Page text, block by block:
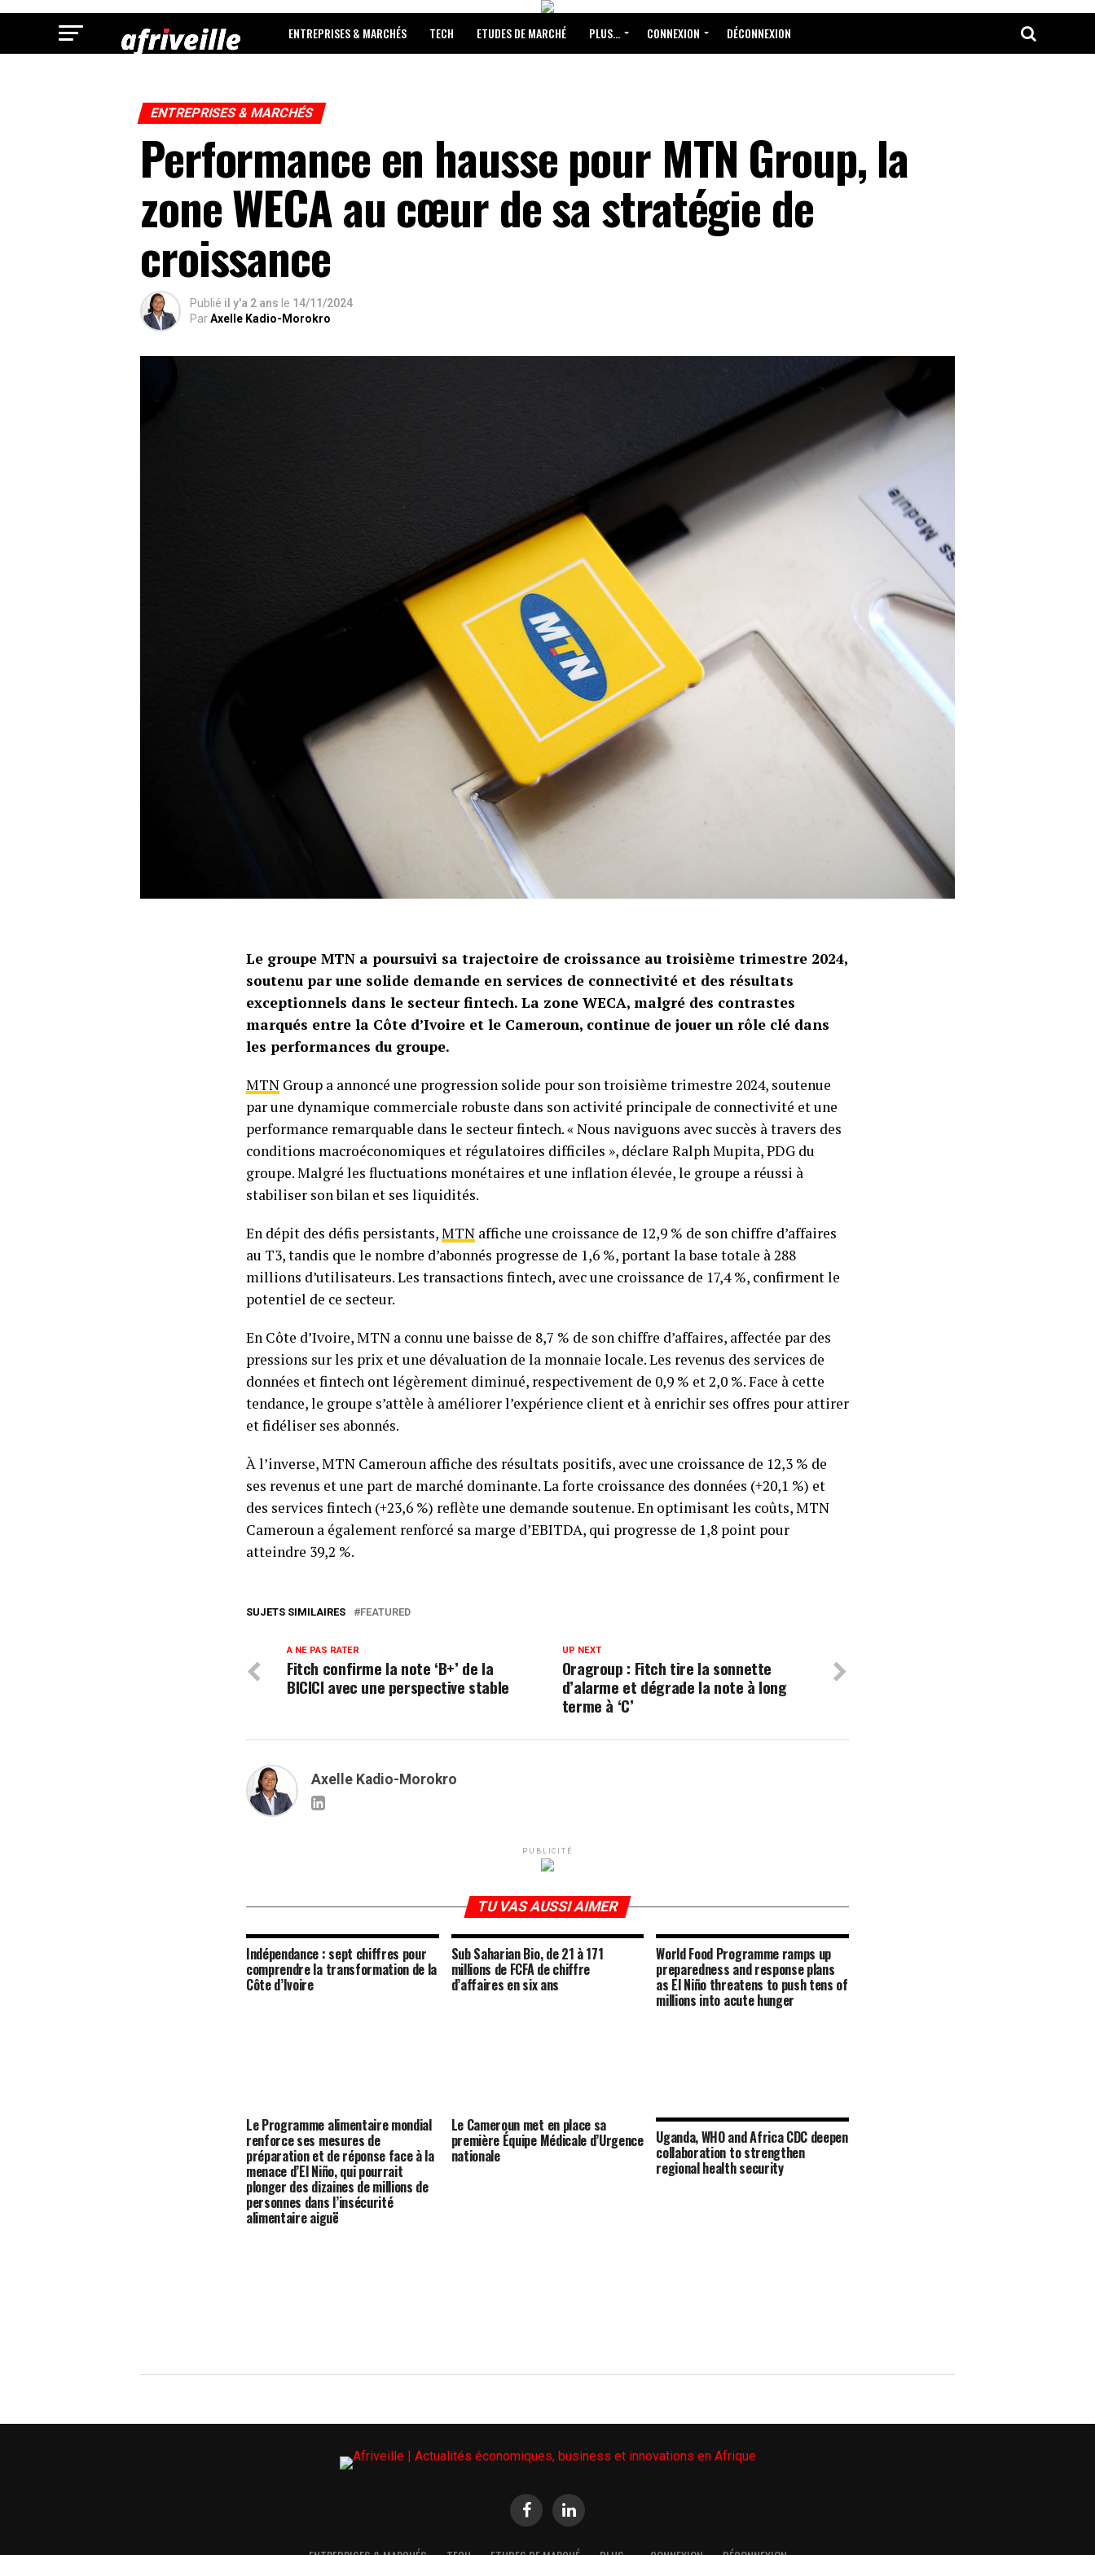
ENTREPRISES & MARCHÉS TECH ETUDES DE MARCHÉ PLUS… CONNEXION DÉCONNEXION
ENTREPRISES & MARCHÉS
Performance en hausse pour MTN Group, la
zone WECA au cœur de sa stratégie de
croissance
Publié il y'a 2 ans le 14/11/2024
ParAxelle Kadio-Morokro
Le groupe MTN a poursuivi sa trajectoire de croissance au troisième trimestre 2024,
soutenu par une solide demande en services de connectivité et des résultats
exceptionnels dans le secteur fintech. La zone WECA, malgré des contrastes
marqués entre la Côte d’Ivoire et le Cameroun, continue de jouer un rôle clé dans
les performances du groupe.
MTN Group a annoncé une progression solide pour son troisième trimestre 2024, soutenue
par une dynamique commerciale robuste dans son activité principale de connectivité et une
performance remarquable dans le secteur fintech. « Nous naviguons avec succès à travers des
conditions macroéconomiques et régulatoires difficiles », déclare Ralph Mupita, PDG du
groupe. Malgré les fluctuations monétaires et une inflation élevée, le groupe a réussi à
stabiliser son bilan et ses liquidités.
En dépit des défis persistants,MTN affiche une croissance de 12,9 % de son chiffre d’affaires
au T3, tandis que le nombre d’abonnés progresse de 1,6 %, portant la base totale à 288
millions d’utilisateurs. Les transactions fintech, avec une croissance de 17,4 %, confirment le
potentiel de ce secteur.
En Côte d’Ivoire, MTN a connu une baisse de 8,7 % de son chiffre d’affaires, affectée par des
pressions sur les prix et une dévaluation de la monnaie locale. Les revenus des services de
données et fintech ont légèrement diminué, respectivement de 0,9 % et 2,0 %. Face à cette
tendance, le groupe s’attèle à améliorer l’expérience client et à enrichir ses offres pour attirer
et fidéliser ses abonnés.
À l’inverse, MTN Cameroun affiche des résultats positifs, avec une croissance de 12,3 % de
ses revenus et une part de marché dominante. La forte croissance des données (+20,1 %) et
des services fintech (+23,6 %) reflète une demande soutenue. En optimisant les coûts, MTN
Cameroun a également renforcé sa marge d’EBITDA, qui progresse de 1,8 point pour
atteindre 39,2 %.
SUJETS SIMILAIRES FEATURED
UP NEXT
Oragroup : Fitch tire la sonnette
d’alarme et dégrade la note à long
terme à ‘C’
A NE PAS RATER
Fitch confirme la note ‘B+’ de la
BICICI avec une perspective stable
Axelle Kadio-Morokro
PUBLICITÉ
TU VAS AUSSI AIMER
Indépendance : sept chiffres pour
comprendre la transformation de la
Côte d’Ivoire
Sub Saharian Bio, de 21 à 171
millions de FCFA de chiffre
d’affaires en six ans
World Food Programme ramps up
preparedness and response plans
as El Niño threatens to push tens of
millions into acute hunger
Le Programme alimentaire mondial
renforce ses mesures de
préparation et de réponse face à la
menace d’El Niño, qui pourrait
plonger des dizaines de millions de
personnes dans l’insécurité
alimentaire aiguë
Le Cameroun met en place sa
première Équipe Médicale d’Urgence
nationale
Uganda, WHO and Africa CDC deepen
collaboration to strengthen
regional health security